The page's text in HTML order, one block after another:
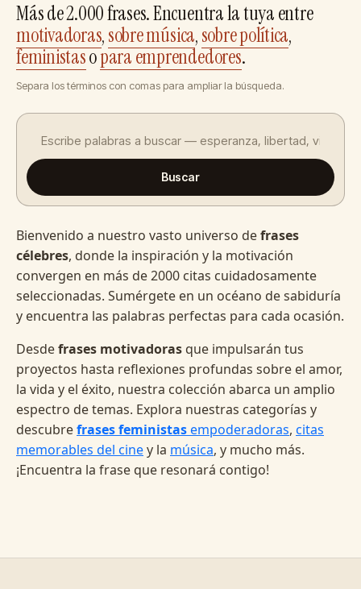
Más de 2.000 frases. Encuentra la tuya entre
motivadoras,sobre música,sobre política,
feministasopara emprendedores.
Separa los términos con comas para ampliar la búsqueda.
Buscar
Bienvenido a nuestro vasto universo defrases
célebres, donde la inspiración y la motivación
convergen en más de 2000 citas cuidadosamente
seleccionadas. Sumérgete en un océano de sabiduría
y encuentra las palabras perfectas para cada ocasión.
Desdefrases motivadoras que impulsarán tus
proyectos hasta reflexiones profundas sobre el amor,
la vida y el éxito, nuestra colección abarca un amplio
espectro de temas. Explora nuestras categorías y
descubrefrases feministasempoderadoras, citas
memorables del ciney la música, y mucho más.
¡Encuentra la frase que resonará contigo!